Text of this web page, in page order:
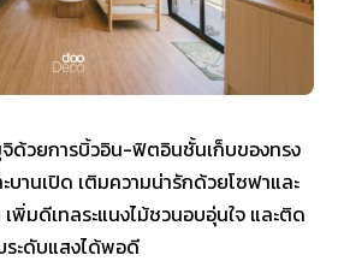
ด้วยการบิ้วอิน-ฟิตอินชั้นเก็บของทรง
านเปิด เติมความน่ารักด้วยโซฟาและ
พิ่มดีเทลระแนงไม้ชวนอบอุ่นใจ และติด
ระดับแสงได้พอดี